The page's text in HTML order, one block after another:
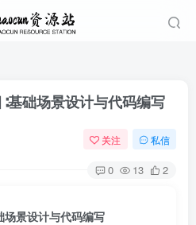
基础场景设计与代码编写
关注 私信
0 13 2
场景设计与代码编写